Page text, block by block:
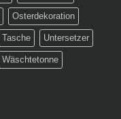
Osterdekoration
Tasche Untersetzer
Wäschtetonne